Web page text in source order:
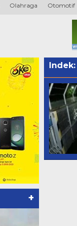
Olahraga Otomotif
+
Indek: